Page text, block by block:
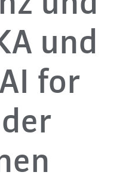
und
for